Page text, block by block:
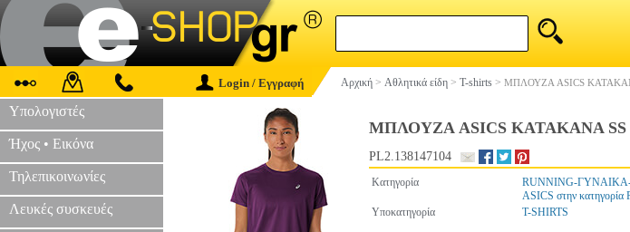
Login / Εγγραφή Αρχική > Αθλητικά είδη > T-shirts > ΜΠΛΟΥΖΑ ASICS
Υπολογιστές
Ήχος • Εικόνα
Τηλεπικοινωνίες
Λευκές συσκευές
ΜΠΛΟΥΖΑ ASICS KATAKANA
PL2.138147104
Κατηγορία RUNNING-
ASICS στην
Υποκατηγορία
T-SHIRTS